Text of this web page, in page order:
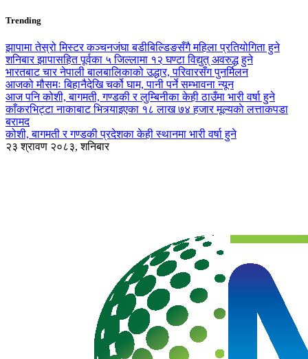
Trending
झापामा तेस्रो मिस्टर कञ्चनजंघा बडीबिल्डिङसँगै महिला प्रतियोगिता हुने
शनिबार झापासहित पूर्वका ५ जिल्लामा १२ घण्टा विद्युत् अवरुद्ध हुने
भारतबाट चार नेपाली बालबालिकाको उद्धार, परिवारसँग पुनर्मिलन
आजको मौसमः बिहानैदेखि चर्को घाम, पानी पर्ने सम्भावना न्यून
आज पनि कोशी, बागमती, गण्डकी र लुम्बिनीका केही ठाउँमा भारी वर्षा हुने
काँकरभिट्टा नाकाबाट भित्र्याइएका १८ लाख ७४ हजार मूल्यकाे लत्ताकपडा
बरामद
कोशी, बागमती र गण्डकी प्रदेशका केही स्थानमा भारी वर्षा हुने
२३ श्रावण २०८३, शनिबार